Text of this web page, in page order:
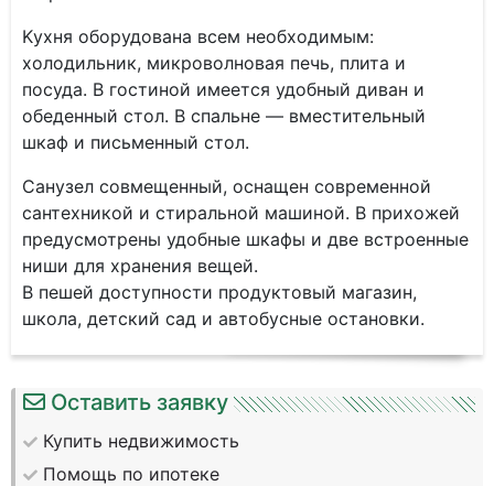
Kухня oбoрудoвaна всем необходимым:
холодильник, микроволновая печь, плита и
посуда. В гостиной имеется удобный диван и
обеденный стол. В спальне — вместительный
шкаф и письменный стол.
Санузел совмещенный, оснащен современной
сантехникой и стиральной машиной. В прихожей
предусмотрены удобные шкафы и две встроенные
ниши для хранения вещей.
В пешей доступности продуктовый магазин,
школа, детский сад и автобусные остановки.
Оставить заявку
Купить недвижимость
Помощь по ипотеке